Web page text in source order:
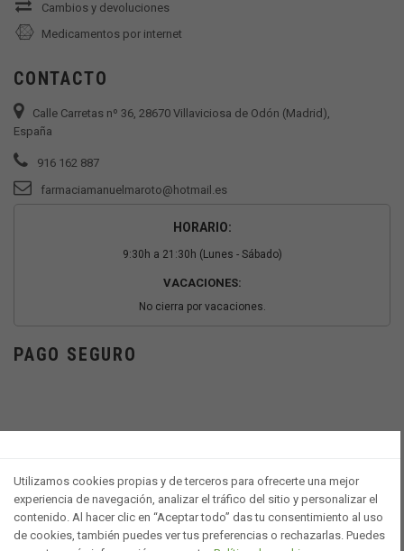
Cambios y devoluciones
Medicamentos por internet
CONTACTO
Calle Carretas nº 36, 28670 Villaviciosa de Odón (Madrid),
España
916 162 887
farmaciamanuelmaroto@hotmail.es
HORARIO:
9:30h a 21:30h (Lunes - Sábado)
VACACIONES:
No cierra por vacaciones.
PAGO SEGURO
Utilizamos cookies propias y de terceros para ofrecerte una mejor
experiencia de navegación, analizar el tráfico del sitio y personalizar el
contenido. Al hacer clic en “Aceptar todo” das tu consentimiento al uso
de cookies, también puedes ver tus preferencias o rechazarlas. Puedes